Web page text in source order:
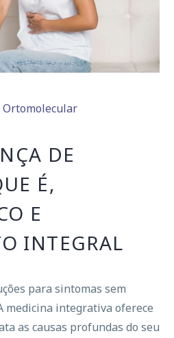
Ortomolecular
DE
É,
E
INTEGRAL
para sintomas sem
medicina integrativa oferece
as causas profundas do seu